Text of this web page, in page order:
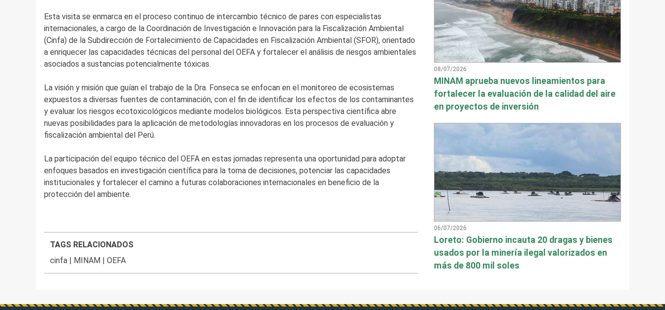
Esta visita se enmarca en el proceso continuo de intercambio técnico de pares con especialistas
internacionales, a cargo de la Coordinación de Investigación e Innovación para la Fiscalización Ambiental
(Cinfa) de la Subdirección de Fortalecimiento de Capacidades en Fiscalización Ambiental (SFOR), orientado
a enriquecer las capacidades técnicas del personal del OEFA y fortalecer el análisis de riesgos ambientales
asociados a sustancias potencialmente tóxicas.
La visión y misión que guían el trabajo de la Dra. Fonseca se enfocan en el monitoreo de ecosistemas
expuestos a diversas fuentes de contaminación, con el fin de identificar los efectos de los contaminantes
y evaluar los riesgos ecotoxicológicos mediante modelos biológicos. Esta perspectiva científica abre
nuevas posibilidades para la aplicación de metodologías innovadoras en los procesos de evaluación y
fiscalización ambiental del Perú.
La participación del equipo técnico del OEFA en estas jornadas representa una oportunidad para adoptar
enfoques basados en investigación científica para la toma de decisiones, potenciar las capacidades
institucionales y fortalecer el camino a futuras colaboraciones internacionales en beneficio de la
protección del ambiente.
TAGS RELACIONADOS
cinfa | MINAM |OEFA
08/07/2026
MINAM aprueba nuevos lineamientos para
fortalecer la evaluación de la calidad del aire
en proyectos de inversión
06/07/2026
Loreto: Gobierno incauta 20 dragas y bienes
usados por la minería ilegal valorizados en
más de 800 mil soles